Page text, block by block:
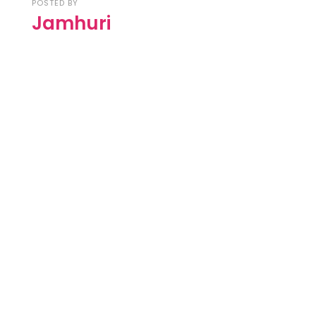
POSTED BY
Jamhuri